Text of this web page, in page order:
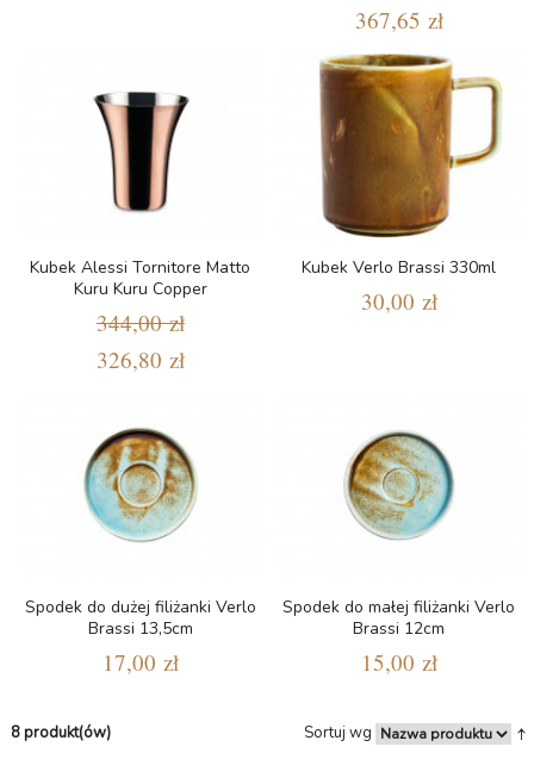
367,65 zł
Kubek Alessi Tornitore Matto
Kuru Kuru Copper
344,00 zł
326,80 zł
Kubek Verlo Brassi 330ml
30,00 zł
Spodek do dużej filiżanki Verlo
Brassi 13,5cm
17,00 zł
Spodek do małej filiżanki Verlo
Brassi 12cm
15,00 zł
8 produkt(ów) Sortuj wg